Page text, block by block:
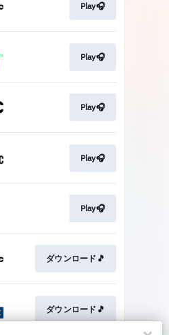
Play🎧
Play🎧
Play🎧
Play🎧
Play🎧
ダウンロード🎵
ダウンロード🎵